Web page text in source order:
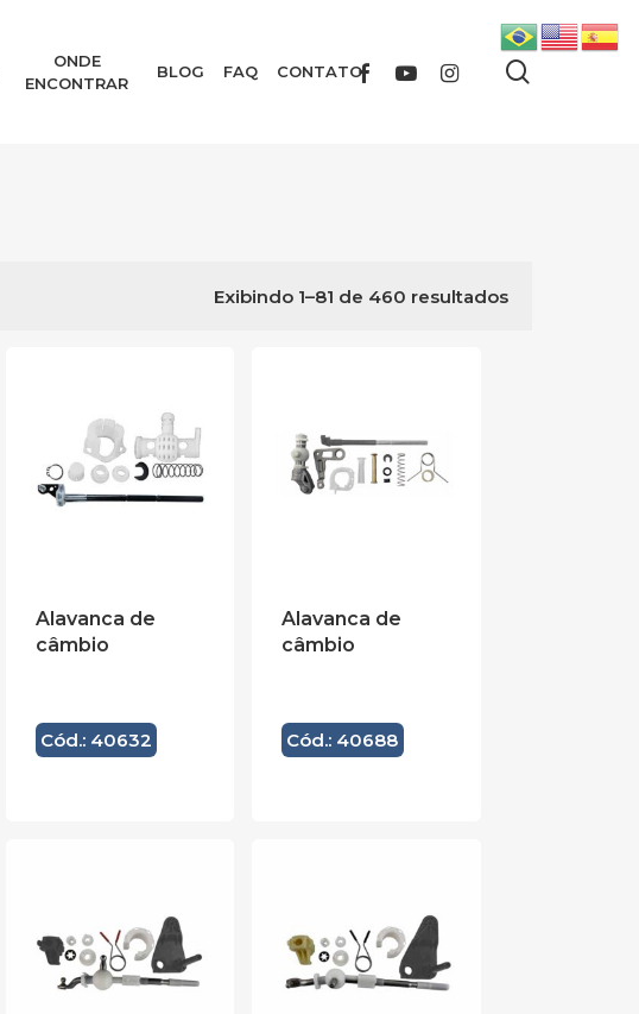
ONDE
ENCONTRAR
BLOG FAQ CONTATOFACEBOOKYOUTUBEINSTAGRAM
Exibindo 1–81 de 460 resultados
Alavanca de
câmbio
Cód.: 40632
Alavanca de
câmbio
Cód.: 40688